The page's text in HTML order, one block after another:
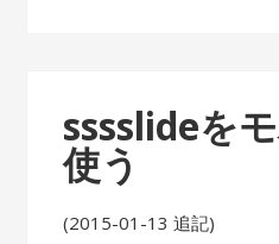
sssslideを
使う
(2015-01-13 追記)